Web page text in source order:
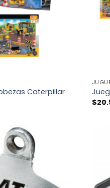
Caterpillar
$